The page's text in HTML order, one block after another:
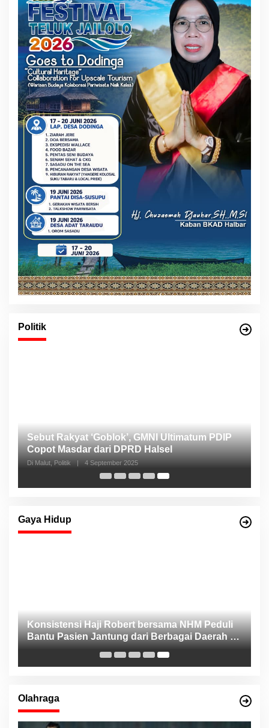
Politik
Sebut Rakyat ‘Goblok’, GMNI Ultimatum PDIP
Copot Masdar dari DPRD Halsel
Di Malut, Politik 4 September 2025
Gaya Hidup
Konsistensi Haji Robert bersama NHM Peduli
Bantu Pasien Jantung dari Berbagai Daerah di
Maluku Utara
Olahraga